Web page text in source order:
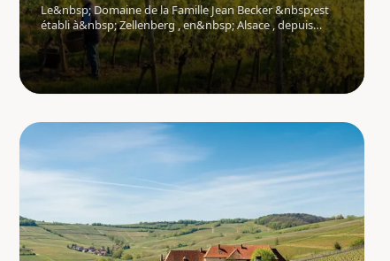
Le&nbsp; Domaine de la Famille Jean Becker &nbsp;est
établi à&nbsp; Zellenberg , en&nbsp; Alsace , depuis
1610. Ce domaine familial, transmis de génération en
génération depuis plus de treize générations, cultive
un&nbsp; vignoble &nbsp;de